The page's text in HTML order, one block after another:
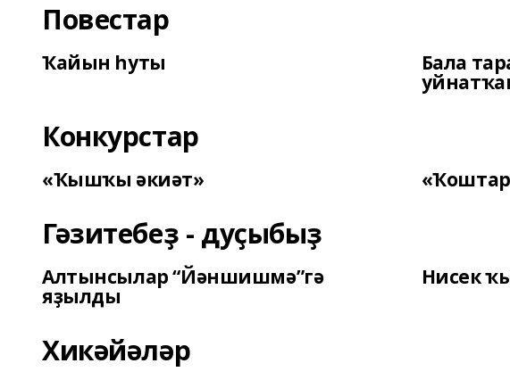
Повестар
Ҡайын һуты Бала
Конкурстар
«Ҡышҡы әкиәт»
Гәзитебеҙ - дуҫыбыҙ
Алтынсылар “Йәншишмә”гә
яҙылды
Нисек
Хикәйәләр